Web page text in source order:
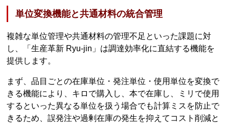
単位変換機能と共通材料の統合管理
複雑な単位管理や共通材料の管理不足といった課題に対
し、「生産革新 Ryu-jin」は調達効率化に直結する機能を
提供します。
まず、品目ごとの在庫単位・発注単位・使用単位を変換で
きる機能により、キロで購入し、本で在庫し、ミリで使用
するといった異なる単位を扱う場合でも計算ミスを防止で
きるため、誤発注や過剰在庫の発生を抑えてコスト削減と